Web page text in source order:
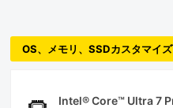
OS、メモリ、SSDカスタマイ
Intel® Core™ Ultra 7